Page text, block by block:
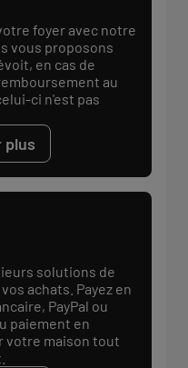
foyer avec notre
vous proposons
en cas de
au
ci n'est pas
plus
solutions de
achats. Payez en
PayPal ou
paiement en
votre maison tout